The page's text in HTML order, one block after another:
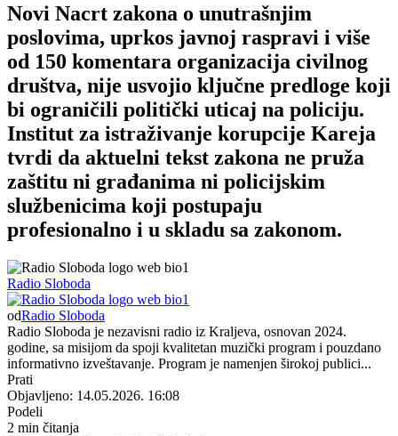
Novi Nacrt zakona o unutrašnjim
poslovima, uprkos javnoj raspravi i više
od 150 komentara organizacija civilnog
društva, nije usvojio ključne predloge koji
bi ograničili politički uticaj na policiju.
Institut za istraživanje korupcije Kareja
tvrdi da aktuelni tekst zakona ne pruža
zaštitu ni građanima ni policijskim
službenicima koji postupaju
profesionalno i u skladu sa zakonom.
Radio Sloboda
odRadio Sloboda
Radio Sloboda je nezavisni radio iz Kraljeva, osnovan 2024.
godine, sa misijom da spoji kvalitetan muzički program i pouzdano
informativno izveštavanje. Program je namenjen širokoj publici...
Prati
Objavljeno: 14.05.2026. 16:08
Podeli
2 min čitanja